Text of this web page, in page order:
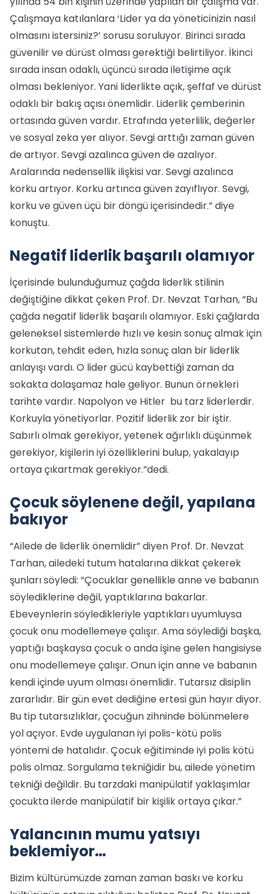
Çalışmaya katılanlara ‘Lider ya da yöneticinizin nasıl
olmasını istersiniz?’ sorusu soruluyor. Birinci sırada
güvenilir ve dürüst olması gerektiği belirtiliyor. İkinci
sırada insan odaklı, üçüncü sırada iletişime açık
olması bekleniyor. Yani liderlikte açık, şeffaf ve dürüst
odaklı bir bakış açısı önemlidir. Liderlik çemberinin
ortasında güven vardır. Etrafında yeterlilik, değerler
ve sosyal zeka yer alıyor. Sevgi arttığı zaman güven
de artıyor. Sevgi azalınca güven de azalıyor.
Aralarında nedensellik ilişkisi var. Sevgi azalınca
korku artıyor. Korku artınca güven zayıflıyor. Sevgi,
korku ve güven üçü bir döngü içerisindedir.” diye
konuştu.
Negatif liderlik başarılı olamıyor
İçerisinde bulunduğumuz çağda liderlik stilinin
değiştiğine dikkat çeken Prof. Dr. Nevzat Tarhan, “Bu
çağda negatif liderlik başarılı olamıyor. Eski çağlarda
geleneksel sistemlerde hızlı ve kesin sonuç almak için
korkutan, tehdit eden, hızla sonuç alan bir liderlik
anlayışı vardı. O lider gücü kaybettiği zaman da
sokakta dolaşamaz hale geliyor. Bunun örnekleri
tarihte vardır. Napolyon ve Hitler bu tarz liderlerdir.
Korkuyla yönetiyorlar. Pozitif liderlik zor bir iştir.
Sabırlı olmak gerekiyor, yetenek ağırlıklı düşünmek
gerekiyor, kişilerin iyi özelliklerini bulup, yakalayıp
ortaya çıkartmak gerekiyor.”dedi.
Çocuk söylenene değil, yapılana
bakıyor
“Ailede de liderlik önemlidir” diyen Prof. Dr. Nevzat
Tarhan, ailedeki tutum hatalarına dikkat çekerek
şunları söyledi: “Çocuklar genellikle anne ve babanın
söylediklerine değil, yaptıklarına bakarlar.
Ebeveynlerin söyledikleriyle yaptıkları uyumluysa
çocuk onu modellemeye çalışır. Ama söylediği başka,
yaptığı başkaysa çocuk o anda işine gelen hangisiyse
onu modellemeye çalışır. Onun için anne ve babanın
kendi içinde uyum olması önemlidir. Tutarsız disiplin
zararlıdır. Bir gün evet dediğine ertesi gün hayır diyor.
Bu tip tutarsızlıklar, çocuğun zihninde bölünmelere
yol açıyor. Evde uygulanan iyi polis-kötü polis
yöntemi de hatalıdır. Çocuk eğitiminde iyi polis kötü
polis olmaz. Sorgulama tekniğidir bu, ailede yönetim
tekniği değildir. Bu tarzdaki manipülatif yaklaşımlar
çocukta ilerde manipülatif bir kişilik ortaya çıkar.”
Yalancının mumu yatsıyı
beklemiyor…
Bizim kültürümüzde zaman zaman baskı ve korku